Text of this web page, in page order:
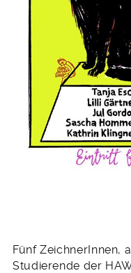
Fünf ZeichnerInnen,
Studierende der